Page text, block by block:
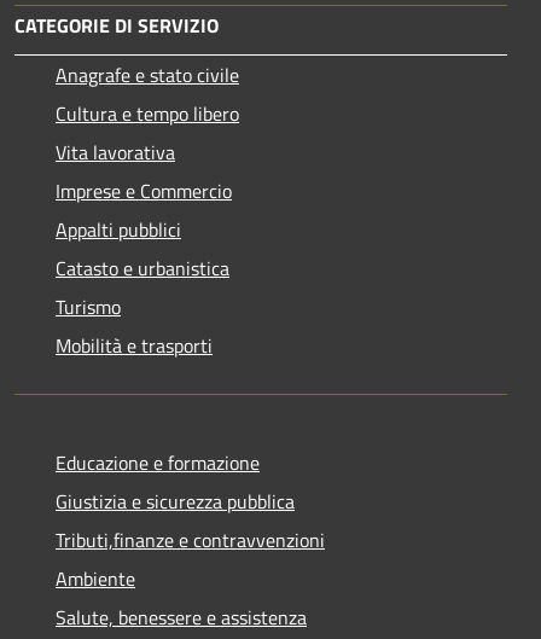
CATEGORIE DI SERVIZIO
Anagrafe e stato civile
Cultura e tempo libero
Vita lavorativa
Imprese e Commercio
Appalti pubblici
Catasto e urbanistica
Turismo
Mobilità e trasporti
Educazione e formazione
Giustizia e sicurezza pubblica
Tributi,finanze e contravvenzioni
Ambiente
Salute, benessere e assistenza